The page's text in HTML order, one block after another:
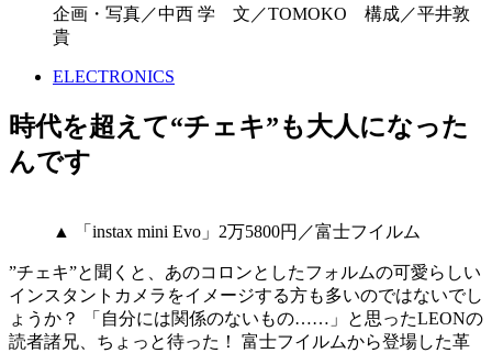
企画・写真／中西 学 文／TOMOKO 構成／平井敦
貴
ELECTRONICS
時代を超えて“チェキ”も大人になった
んです
▲ 「instax mini Evo」2万5800円／富士フイルム
”チェキ”と聞くと、あのコロンとしたフォルムの可愛らしい
インスタントカメラをイメージする方も多いのではないでし
ょうか？ 「自分には関係のないもの……」と思ったLEONの
読者諸兄、ちょっと待った！ 富士フイルムから登場した革